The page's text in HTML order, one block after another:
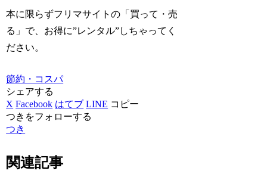
本に限らずフリマサイトの「買って・売
る」で、お得に”レンタル”しちゃってく
ださい。
節約・コスパ
シェアする
X Facebook はてブ LINE コピー
つきをフォローする
つき
関連記事